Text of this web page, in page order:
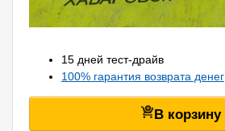
15 дней тест-драйв
100% гарантия возврата денег
В корзину